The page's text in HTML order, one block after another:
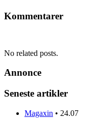
Kommentarer
No related posts.
Annonce
Seneste artikler
Magaxin • 24.07